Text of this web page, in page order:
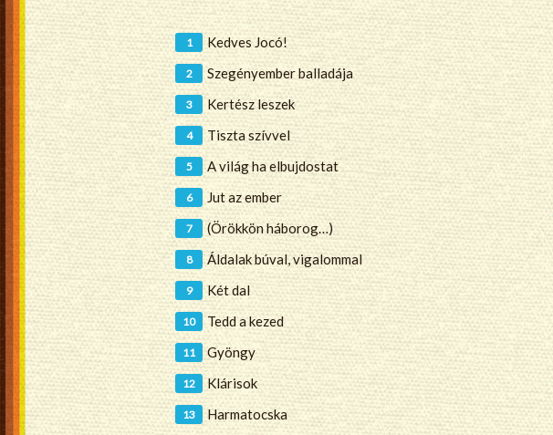
Kedves Jocó!
Szegényember balladája
Kertész leszek
Tiszta szívvel
A világ ha elbujdostat
Jut az ember
(Örökkön háborog…)
Áldalak búval, vigalommal
Két dal
Tedd a kezed
Gyöngy
Klárisok
Harmatocska